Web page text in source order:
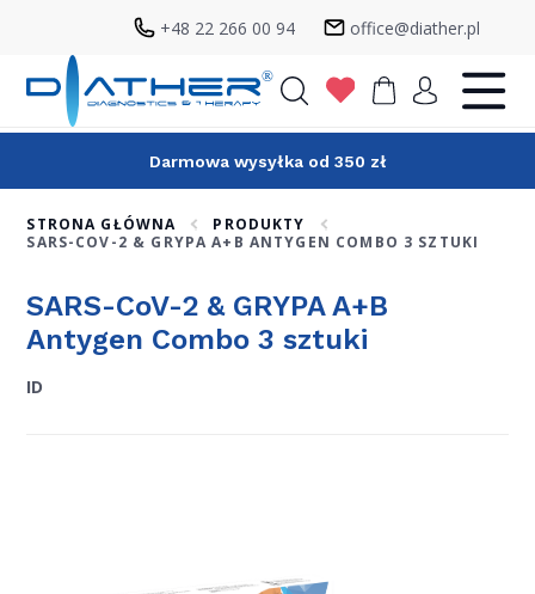
+48 22 266 00 94 office@diather.pl
Darmowa wysyłka od 350 zł
STRONA GŁÓWNA
PRODUKTY
SARS-COV-2 & GRYPA A+B ANTYGEN COMBO 3 SZTUKI
SARS-CoV-2 & GRYPA A+B
Antygen Combo 3 sztuki
ID